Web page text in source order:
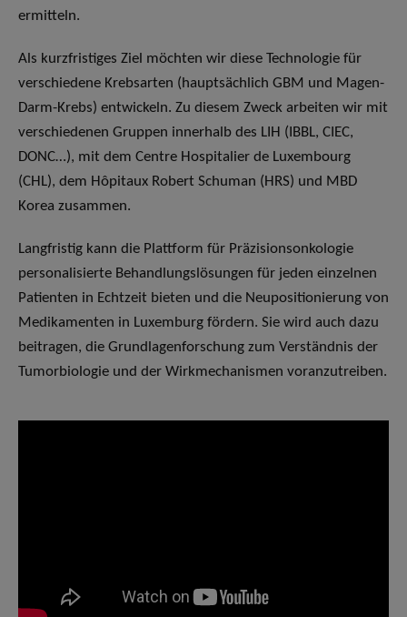
ermitteln.
Als kurzfristiges Ziel möchten wir diese Technologie für
verschiedene Krebsarten (hauptsächlich GBM und Magen-
Darm-Krebs) entwickeln. Zu diesem Zweck arbeiten wir mit
verschiedenen Gruppen innerhalb des LIH (IBBL, CIEC,
DONC…), mit dem Centre Hospitalier de Luxembourg
(CHL), dem Hôpitaux Robert Schuman (HRS) und MBD
Korea zusammen.
Langfristig kann die Plattform für Präzisionsonkologie
personalisierte Behandlungslösungen für jeden einzelnen
Patienten in Echtzeit bieten und die Neupositionierung von
Medikamenten in Luxemburg fördern. Sie wird auch dazu
beitragen, die Grundlagenforschung zum Verständnis der
Tumorbiologie und der Wirkmechanismen voranzutreiben.